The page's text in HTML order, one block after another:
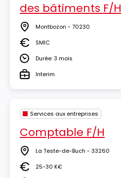
des bâtiments F/H
Lieu Montbozon - 70230
Salaire
SMIC
DuréeDurée: 3 mois
TypeInterim
Services aux entreprises
Comptable F/H
Lieu La Teste-de-Buch - 33260
Salaire25-30 K€